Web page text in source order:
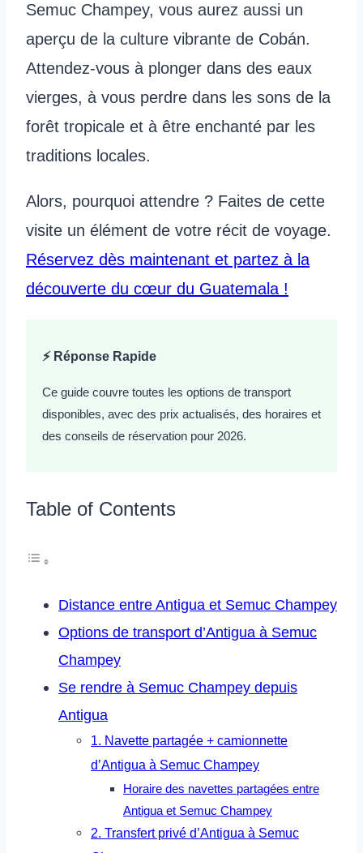
Semuc Champey, vous aurez aussi un
aperçu de la culture vibrante de Cobán.
Attendez-vous à plonger dans des eaux
vierges, à vous perdre dans les sons de la
forêt tropicale et à être enchanté par les
traditions locales.
Alors, pourquoi attendre ? Faites de cette
visite un élément de votre récit de voyage.
Réservez dès maintenant et partez à la
découverte du cœur du Guatemala !
⚡ Réponse Rapide
Ce guide couvre toutes les options de transport
disponibles, avec des prix actualisés, des horaires et
des conseils de réservation pour 2026.
Table of Contents
Distance entre Antigua et Semuc Champey
Options de transport d’Antigua à Semuc
Champey
Se rendre à Semuc Champey depuis
Antigua
1. Navette partagée + camionnette
d’Antigua à Semuc Champey
Horaire des navettes partagées entre
Antigua et Semuc Champey
2. Transfert privé d’Antigua à Semuc